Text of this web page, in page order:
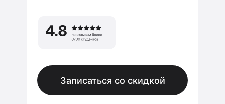
Записаться со скидкой